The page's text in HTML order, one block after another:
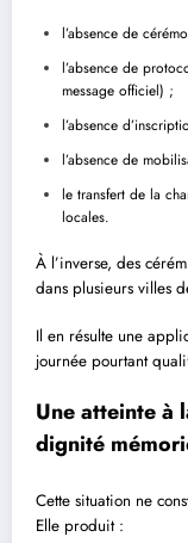
l’absence de
l’absence de
message officiel) ;
l’absence
l’absence de
le transfert de la
locales.
À l’inverse, des
dans plusieurs villes
Il en résulte une
journée pourtant
Une atteinte à
dignité
Cette situation ne
Elle produit :